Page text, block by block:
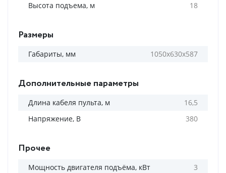
Высота подъема, м
18
Размеры
Габариты, мм 1050х630х587
Дополнительные параметры
Длина кабеля пульта, м
16,5
Напряжение, В
380
Прочее
Мощность двигателя подъёма, кВт
3